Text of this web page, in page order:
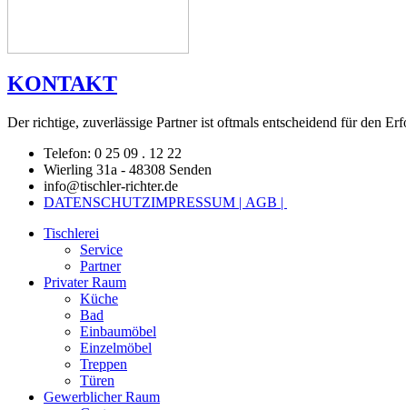
KONTAKT
Der richtige, zuverlässige Partner ist oftmals entscheidend für den
Telefon: 0 25 09 . 12 22
Wierling 31a - 48308 Senden
info@tischler-richter.de
DATENSCHUTZIMPRESSUM | AGB |
Tischlerei
Service
Partner
Privater Raum
Küche
Bad
Einbaumöbel
Einzelmöbel
Treppen
Türen
Gewerblicher Raum